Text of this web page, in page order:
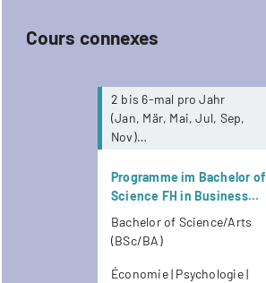
Cours connexes
2 bis 6-mal pro Jahr
(Jan, Mär, Mai, Jul, Sep,
Nov)
Keine
Anwesenheitspflicht. Ab
Unterrichtsaufnahmen
zur Verfügung.
Programme im Bachelor of
Science FH in Business
Psychology
(Wirtschaftspsychologie)
Bachelor of Science/Arts
(BSc/BA)
Économie | Psychologie |